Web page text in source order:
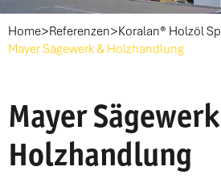
Home>Referenzen>Koralan® Holzöl
Mayer Sägewerk & Holzhandlung
Mayer
Holzhandlung